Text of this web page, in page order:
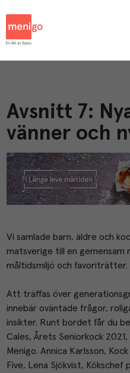
Avsnitt 7:
vänner och
Vi samlade barn, äldre och
matsverige till en
måltidsmiljö och favoriträtter.
Att träffas över
innebäroväntade frågor,
insikter. Runt bordet får du
Cales, Årets Seniorkock 2021,
Menigo. Annica Karlsson,
Five, Lena Sjökvist, Kökschef